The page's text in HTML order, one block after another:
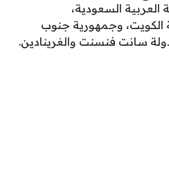
العربية السعودية،
الكويت، وجمهورية جنوب
سانت فنسنت والغرينادين.